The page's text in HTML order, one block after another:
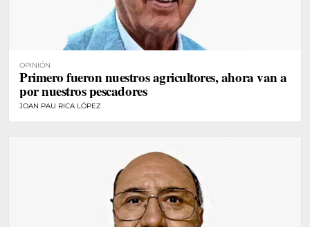
OPINIÓN
Primero fueron nuestros agricultores, ahora van a
por nuestros pescadores
JOAN PAU RICA LÓPEZ